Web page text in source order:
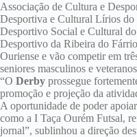
Associação de Cultura e
Desportiva e Cultural Lírios
Desportivo Social e Cultural
Desportivo da Ribeira do
Ouriense e vão competir em
seniores masculinos e
“O Derby prossegue
promoção e projeção da
A oportunidade de poder
como a I Taça Ourém Futsal,
jornal”, sublinhou a direção